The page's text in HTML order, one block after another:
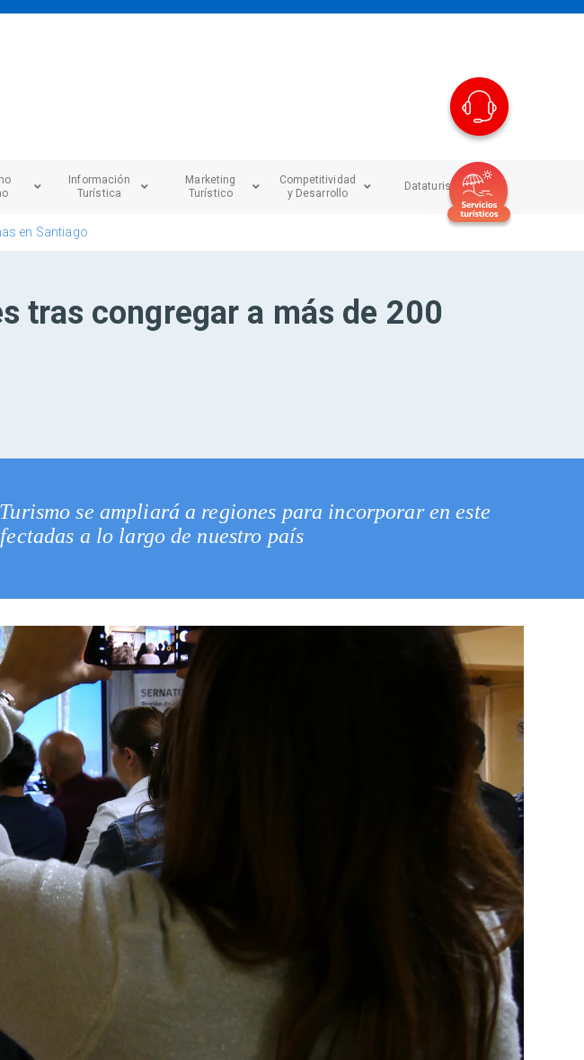
Información
Turística
Marketing
Turístico
Competitividad
y Desarrollo
Dataturismo
en Santiago
tras congregar a más de 200
se ampliará a regiones para incorporar en este
a lo largo de nuestro país